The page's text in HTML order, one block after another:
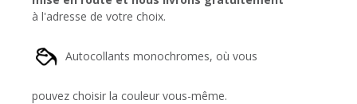
à l'adresse de votre choix.
Autocollants monochromes, où vous
pouvez choisir la couleur vous-même.